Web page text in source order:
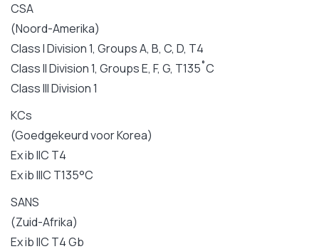
CSA
(Noord-Amerika)
Class I Division 1, Groups A, B, C, D, T4
Class II Division 1, Groups E, F, G, T135˚C
Class III Division 1
KCs
(Goedgekeurd voor Korea)
Ex ib IIC T4
Ex ib IIIC T135°C
SANS
(Zuid-Afrika)
Ex ib IIC T4 Gb